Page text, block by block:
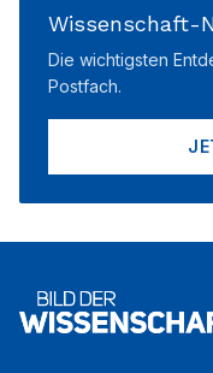
Wissenschaft-
Die wichtigsten
Postfach.